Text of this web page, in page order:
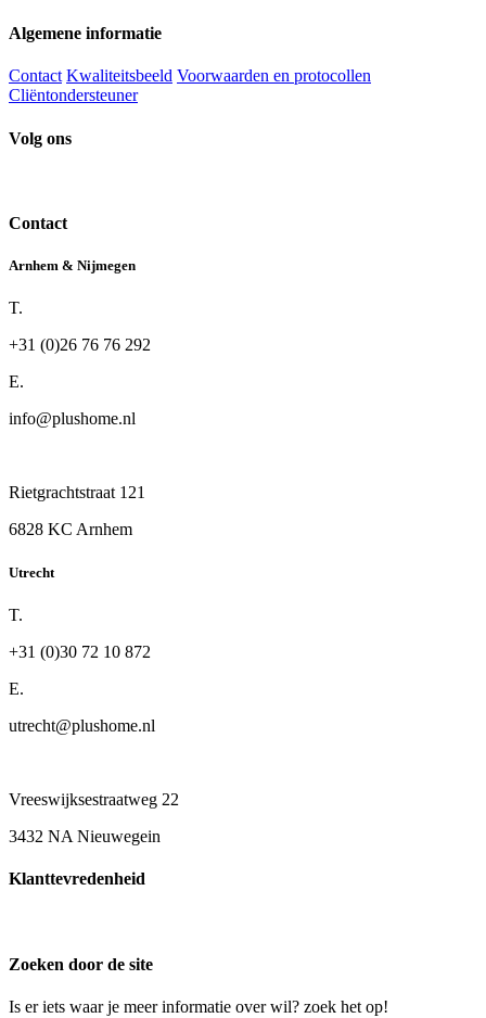
Algemene informatie
Contact Kwaliteitsbeeld Voorwaarden en protocollen
Cliëntondersteuner
Volg ons
Contact
Arnhem & Nijmegen
T.
+31 (0)26 76 76 292
E.
info@plushome.nl
Rietgrachtstraat 121
6828 KC Arnhem
Utrecht
T.
+31 (0)30 72 10 872
E.
utrecht@plushome.nl
Vreeswijksestraatweg 22
3432 NA Nieuwegein
Klanttevredenheid
Zoeken door de site
Is er iets waar je meer informatie over wil? zoek het op!